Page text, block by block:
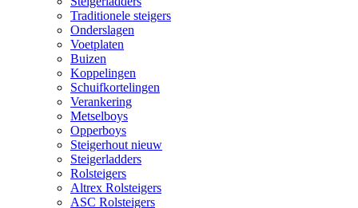
Traditionele steigers
Onderslagen
Voetplaten
Buizen
Koppelingen
Schuifkortelingen
Verankering
Metselboys
Opperboys
Steigerhout nieuw
Steigerladders
Rolsteigers
Altrex Rolsteigers
ASC Rolsteigers